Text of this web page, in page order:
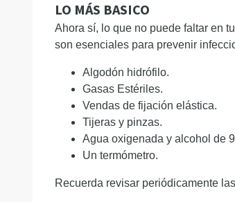
LO MÁS BASICO
Ahora sí, lo que no puede faltar en
son esenciales para prevenir
Algodón hidrófilo.
Gasas Estériles.
Vendas de fijación elástica.
Tijeras y pinzas.
Agua oxigenada y alcohol de
Un termómetro.
Recuerda revisar periódicamente